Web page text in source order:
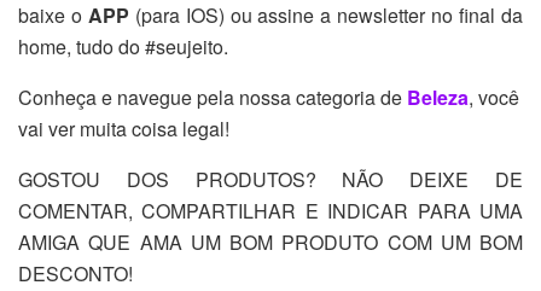
baixe o APP (para IOS) ou assine a newsletter no final da
home, tudo do #seujeito.
Conheça e navegue pela nossa categoria de Beleza, você
vai ver muita coisa legal!
GOSTOU DOS PRODUTOS? NÃO DEIXE DE
COMENTAR, COMPARTILHAR E INDICAR PARA UMA
AMIGA QUE AMA UM BOM PRODUTO COM UM BOM
DESCONTO!